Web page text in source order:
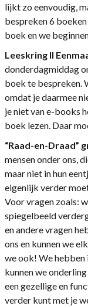
lijkt zo eenvoudig,
bespreken 6
boek en we
Leeskring II
donderdagmiddag
boek te bespreken.
omdat je daarmee
je niet van e-books
boek lezen. Daar
“Raad-en-Draad”
mensen onder ons,
maar niet in hun
eigenlijk verder
Voor vragen zoals:
spiegelbeeld
en andere vragen
ons en kunnen we
we ook! We hebben
kunnen we
een gezellige en
verder kunt met je